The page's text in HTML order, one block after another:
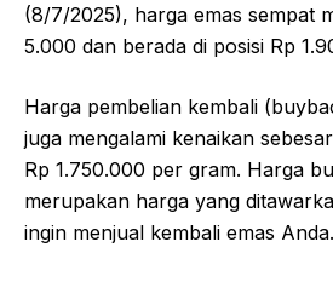
(8/7/2025), harga emas sempat
5.000 dan berada di posisi Rp
Harga pembelian kembali
juga mengalami kenaikan
Rp 1.750.000 per gram. Harga
merupakan harga yang
ingin menjual kembali emas Anda.